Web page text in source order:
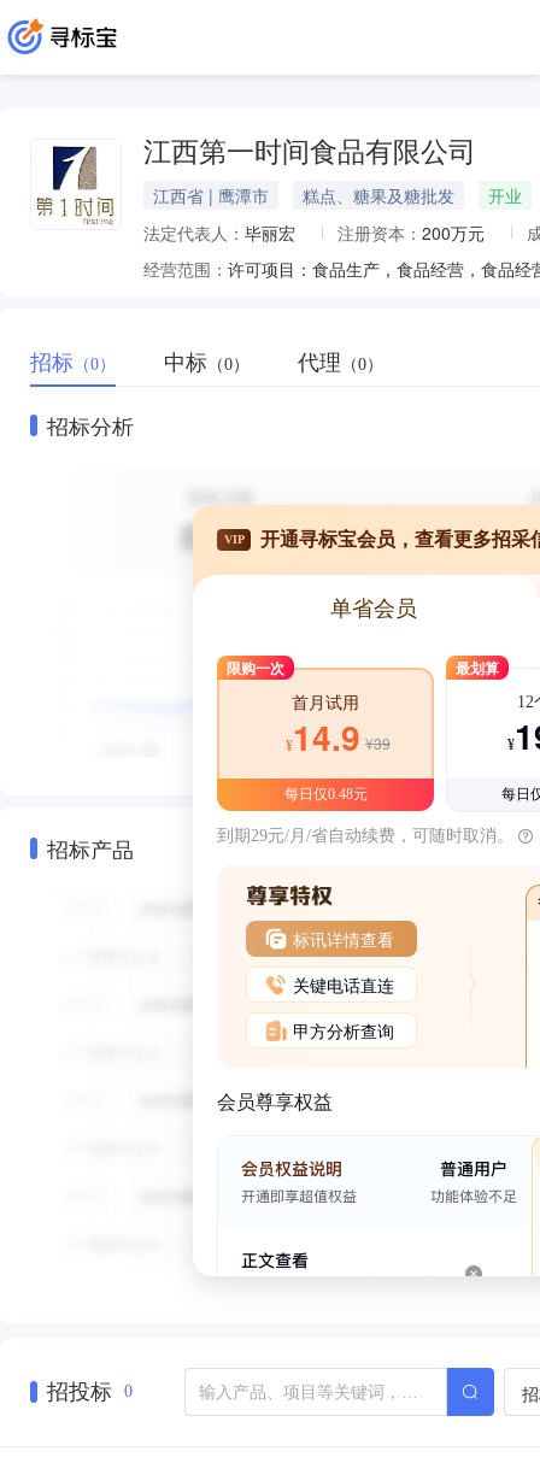
江西第一时间食品有限公司
江西省 | 鹰潭市 糕点、糖果及糖批发
开业
法定代表人： 毕丽宏 注册资本： 200万元
经营范围：
招标 （0） 中标 （0） 代理 （0）
招标分析
招标产品
VIP 开通寻标宝会员，查看更多招采
单省会员
限购一次
首月试用
¥14.9 ¥39
每日仅0.48元
最划算
12
¥
每日
到期29元/月/省自动续费，可随时取消。
标讯详情查看
关键电话直连
甲方分析查询
会员尊享权益
招投标 0